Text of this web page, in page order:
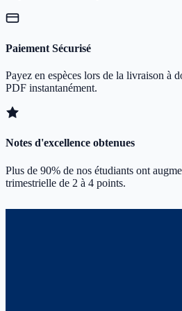
Paiement Sécurisé
Payez en espèces lors de la livraison à
PDF instantanément.
Notes d'excellence obtenues
Plus de 90% de nos étudiants ont
trimestrielle de 2 à 4 points.